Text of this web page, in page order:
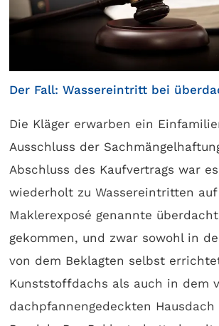
Der Fall: Wassereintritt bei
Die Kläger erwarben ein
Ausschluss der
Abschluss des Kaufvertrags war
wiederholt zu Wassereintritten
Maklerexposé genannte
gekommen, und zwar sowohl in
von dem Beklagten selbst
Kunststoffdachs als auch in dem
dachpfannengedeckten